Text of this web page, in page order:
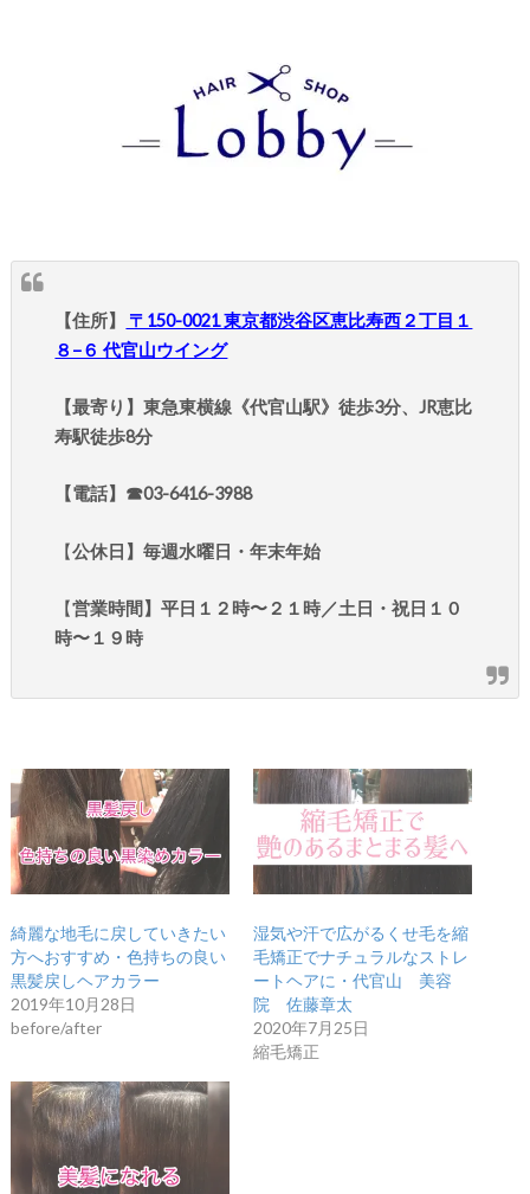
【住所】
〒150-0021 東京都渋谷区恵比寿西２丁目１
８−６ 代官山ウイング
【最寄り】東急東横線《代官山駅》徒歩3分、JR恵比
寿駅徒歩8分
【電話】☎︎03-6416-3988
【公休日】毎週水曜日・年末年始
【営業時間】平日１２時〜２１時／土日・祝日１０
時〜１９時
綺麗な地毛に戻していきたい
方へおすすめ・色持ちの良い
黒髪戻しヘアカラー
2019年10月28日
before/after
湿気や汗で広がるくせ毛を縮
毛矯正でナチュラルなストレ
ートヘアに・代官山 美容
院 佐藤章太
2020年7月25日
縮毛矯正